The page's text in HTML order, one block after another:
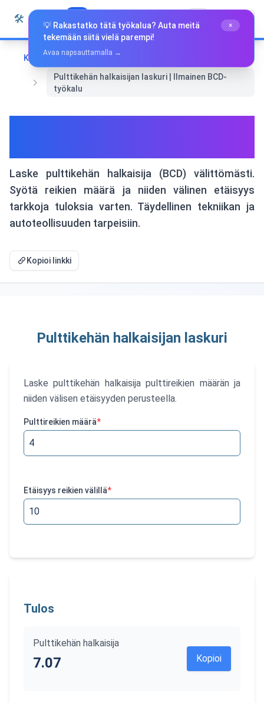
Siirry sisältöön
🛠️ Suomi
Koti
Matematiikka ja geometria
Pulttikehän halkaisijan laskuri | Ilmainen BCD-
työkalu
Laske pulttikehän halkaisija (BCD) välittömästi.
Syötä reikien määrä ja niiden välinen etäisyys
tarkkoja tuloksia varten. Täydellinen tekniikan ja
autoteollisuuden tarpeisiin.
Kopioi linkki
Pulttikehän halkaisijan laskuri
Laske pulttikehän halkaisija pulttireikien määrän ja
niiden välisen etäisyyden perusteella.
Pulttireikien määrä*
Etäisyys reikien välillä*
Tulos
Pulttikehän halkaisija
7.07 Kopioi
💡 Rakastatko tätä työkalua? Auta meitä
tekemään siitä vielä parempi!
×
Avaa napsauttamalla →